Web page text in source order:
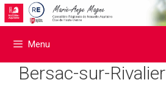
Aller
au
Menu
Bersac-sur-Rivalier